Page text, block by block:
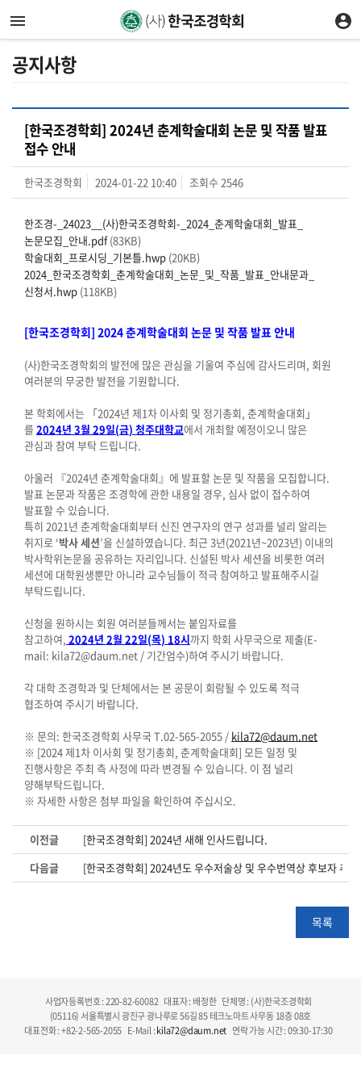
공지사항
[한국조경학회] 2024년 춘계학술대회 논문 및 작품 발표
접수 안내
한국조경학회 2024-01-22 10:40 조회수 2546
한조경-_24023__(사)한국조경학회-_2024_춘계학술대회_발표_
논문모집_안내.pdf(83KB)
학술대회_프로시딩_기본틀.hwp (20KB)
2024_한국조경학회_춘계학술대회_논문_및_작품_발표_안내문과_
신청서.hwp (118KB)
[한국조경학회] 2024춘계학술대회 논문 및 작품 발표 안내
(사)한국조경학회의 발전에 많은 관심을 기울여 주심에 감사드리며, 회원
여러분의 무궁한 발전을 기원합니다.
본 학회에서는 「2024년 제1차 이사회 및 정기총회, 춘계학술대회」
를2024년 3월 29일(금) 청주대학교에서 개최할 예정이오니 많은
관심과 참여 부탁 드립니다.
아울러 『2024년 춘계학술대회』에 발표할 논문 및 작품을 모집합니다.
발표 논문과 작품은 조경학에 관한 내용일 경우, 심사 없이 접수하여
발표할 수 있습니다.
특히 2021년 춘계학술대회부터 신진 연구자의 연구 성과를 널리 알리는
취지로 ‘박사 세션’을 신설하였습니다. 최근 3년(2021년~2023년) 이내의
박사학위논문을 공유하는 자리입니다. 신설된 박사 세션을 비롯한 여러
세션에 대학원생뿐만 아니라 교수님들이 적극 참여하고 발표해주시길
부탁드립니다.
신청을 원하시는 회원 여러분들께서는 붙임자료를
참고하여, 2024년 2월 22일(목) 18시까지 학회 사무국으로 제출(E-
mail: kila72@daum.net / 기간엄수)하여 주시기 바랍니다.
각 대학 조경학과 및 단체에서는 본 공문이 회람될 수 있도록 적극
협조하여 주시기 바랍니다.
※ 문의: 한국조경학회 사무국 T.02-565-2055 / kila72@daum.net
※ [2024 제1차 이사회 및 정기총회, 춘계학술대회] 모든 일정 및
진행사항은 주최 측 사정에 따라 변경될 수 있습니다. 이 점 널리
양해부탁드립니다.
※ 자세한 사항은 첨부 파일을 확인하여 주십시오.
이전글
[한국조경학회] 2024년 새해 인사드립니다.
다음글
[한국조경학회] 2024년도 우수저술상 및 우수번역상 후보자 추
목록
사업자등록번호 : 220-82-60082 대표자 : 배정한 단체명 : (사)한국조경학회
(05116) 서울특별시 광진구 광나루로 56길 85 테크노마트 사무동 18층 08호
대표전화 : +82-2-565-2055 E-Mail :kila72@daum.net 연락 가능 시간 : 09:30-17:30